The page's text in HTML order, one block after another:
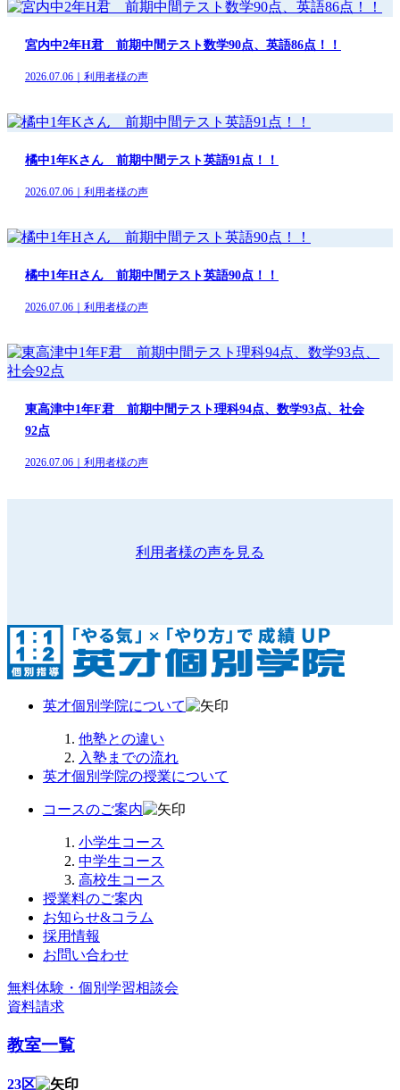
宮内中2年H君 前期中間テスト数学90点、英語86点！！
2026.07.06｜利用者様の声
橘中1年Kさん 前期中間テスト英語91点！！
2026.07.06｜利用者様の声
橘中1年Hさん 前期中間テスト英語90点！！
2026.07.06｜利用者様の声
東高津中1年F君 前期中間テスト理科94点、数学93点、社会
92点
2026.07.06｜利用者様の声
利用者様の声を見る
英才個別学院について
他塾との違い
入塾までの流れ
英才個別学院の授業について
コースのご案内
小学生コース
中学生コース
高校生コース
授業料のご案内
お知らせ&コラム
採用情報
お問い合わせ
無料体験・個別学習相談会
資料請求
教室一覧
23区